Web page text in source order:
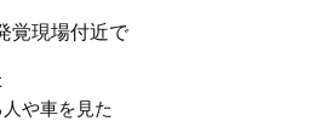
覚現場付近で
や車を見た